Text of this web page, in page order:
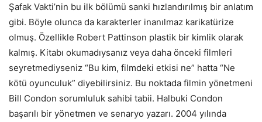
Şafak Vakti’nin bu ilk bölümü sanki hızlandırılmış bir anlatım
gibi. Böyle olunca da karakterler inanılmaz karikatürize
olmuş. Özellikle Robert Pattinson plastik bir kimlik olarak
kalmış. Kitabı okumadıysanız veya daha önceki filmleri
seyretmediyseniz “Bu kim, filmdeki etkisi ne” hatta “Ne
kötü oyunculuk” diyebilirsiniz. Bu noktada filmin yönetmeni
Bill Condon sorumluluk sahibi tabii. Halbuki Condon
başarılı bir yönetmen ve senaryo yazarı. 2004 yılında